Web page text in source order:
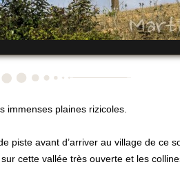
immenses plaines rizicoles.
piste avant d’arriver au village de ce
cette vallée très ouverte et les